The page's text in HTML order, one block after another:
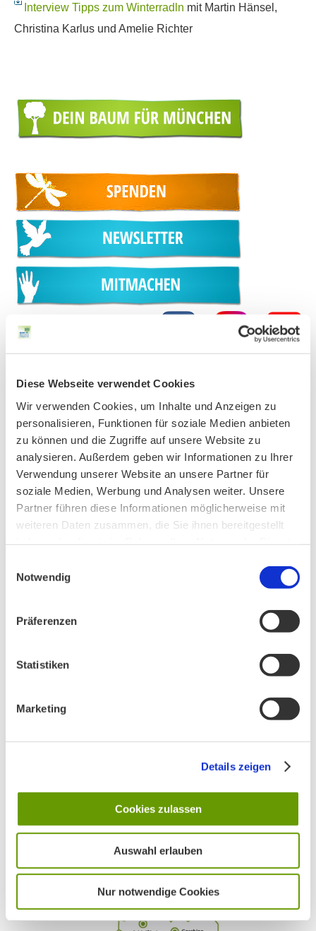
Diese Webseite verwendet Cookies
Wir verwenden Cookies, um Inhalte und Anzeigen zu
personalisieren, Funktionen für soziale Medien anbieten
zu können und die Zugriffe auf unsere Website zu
analysieren. Außerdem geben wir Informationen zu Ihrer
Verwendung unserer Website an unsere Partner für
soziale Medien, Werbung und Analysen weiter. Unsere
Partner führen diese Informationen möglicherweise mit
weiteren Daten zusammen, die Sie ihnen bereitgestellt
Notwendig
Präferenzen
Statistiken
Marketing
Details zeigen
Cookies zulassen
Auswahl erlauben
Nur notwendige Cookies
Interview Tipps zum Winterradln mit Martin Hänsel,
Christina Karlus und Amelie Richter
AKTUELLES
Unser Vorstand wurde neu gewählt
PHONSTUDIO Sendung Juli 2026
Ankündigung Jahres-Mitgliederversammlung
BN MÜNCHEN AUF SOCIAL MEDIA
AKTIV IN STADT UND LANDKREIS MÜNCHEN: